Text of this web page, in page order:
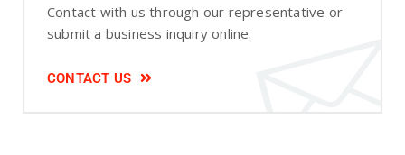
Contact with us through our representative or
submit a business inquiry online.
CONTACT US